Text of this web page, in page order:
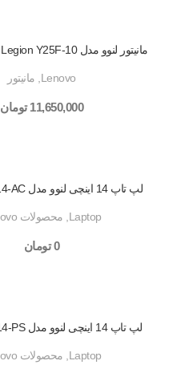
مانیتور لنوو مدل Legion Y25F-10 سایز 24.5 اینچ
Lenovo مانیتور
11,650,000 تومان
لپ تاپ 14 اینچی لنوو مدل ThinkPad E14-AC
Laptop محصولات Lenovo
0 تومان
لپ تاپ 14 اینچی لنوو مدل ThinkPad E14-PS
Laptop محصولات Lenovo